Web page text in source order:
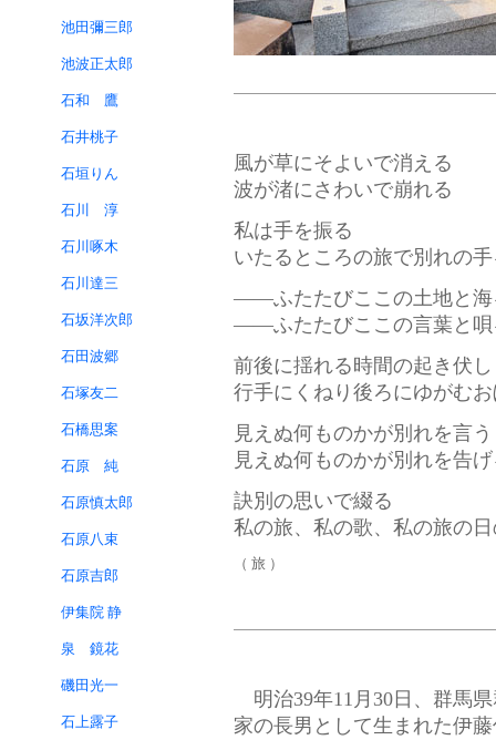
風が草にそよいで消える
波が渚にさわいで崩れる
私は手を振る
いたるところの旅で別れの
——ふたたびここの土地と海
——ふたたびここの言葉と唄
前後に揺れる時間の起き伏し
行手にくねり後ろにゆがむ
見えぬ何ものかが別れを言う
見えぬ何ものかが別れを告
訣別の思いで綴る
私の旅、私の歌、私の旅
（ 旅 ）
明治39年11月30日、群馬
家の長男として生まれた伊
池田彌三郎
池波正太郎
石和 鷹
石井桃子
石垣りん
石川 淳
石川啄木
石川達三
石坂洋次郎
石田波郷
石塚友二
石橋思案
石原 純
石原慎太郎
石原八束
石原吉郎
伊集院 静
泉 鏡花
磯田光一
石上露子